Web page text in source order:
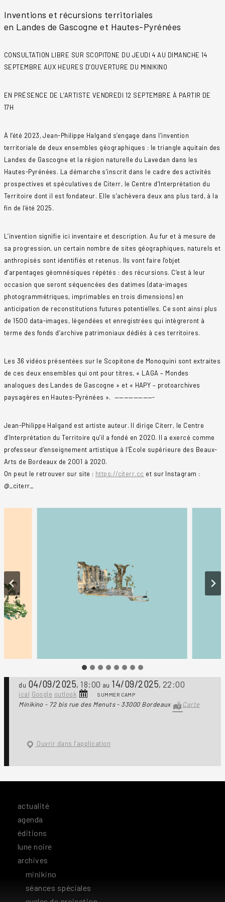
Inventions et récursions territoriales
en Landes de Gascogne et Hautes-Pyrénées
CONSULTATION LIBRE SUR SCOPITONE DU JEUDI 4 AU DIMANCHE 14
SEPTEMBRE AUX HEURES D’OUVERTURE DU MINIKINO
EN PRÉSENCE DE L’ARTISTE VENDREDI 12 SEPTEMBRE À PARTIR DE
17H
À l’été 2023, Jean-Philippe Halgand s’engage dans l’invention
territoriale de deux ensembles géographiques : le triangle aquitain des
Landes de Gascogne et la région naturelle du Lavedan dans les
Hautes-Pyrénées. La démarche s’inscrit dans le cadre des activités
prospectives et spéculatives de Citerr, le Centre d’Interprétation du
Territoire dont il est fondateur. Elle s’achèvera deux ans plus tard, à la
fin de l’été 2025.
L’invention signifie ici inventaire et description. Au fur et à mesure de
sa progression, un certain nombre de sites géographiques, naturels et
anthropisés sont identifiés et retenus. Ils vont faire l’objet
d’arpentages géomnésiques répétés : des récursions. C’est à leur
occasion que seront séquencées des datimes (data-images
photogrammétriques, imprimables en trois dimensions) en
anticipation de reconstitutions futures potentielles. Ce sont ainsi plus
de 1500 data-images, légendées et enregistrées qui intègreront à
terme des fonds d’archive patrimoniaux dédiés à ces territoires.
Les 36 vidéos présentées sur le Scopitone de Monoquini sont extraites
de ces deux ensembles qui ont pour titres, « LAGA – Mondes
analogues des Landes de Gascogne » et « HAPY – protoarchives
paysagères en Hautes-Pyrénées ». ————————-
Jean-Philippe Halgand est artiste auteur. Il dirige Citerr, le Centre
d’Interprétation du Territoire qu’il a fondé en 2020. Il a exercé comme
professeur d’enseignement artistique à l’École supérieure des Beaux-
Arts de Bordeaux de 2001 à 2020.
On peut le retrouver sur site : https://citerr.cc et sur Instagram :
@_citerr_
du 04/09/2025, 18:00 au 14/09/2025, 22:00
ical Google outlook SUMMER CAMP
Minikino - 72 bis rue des Menuts - 33000 Bordeaux Carte
Ouvrir dans l’application
actualité
agenda
éditions
lune noire
archives
minikino
séances spéciales